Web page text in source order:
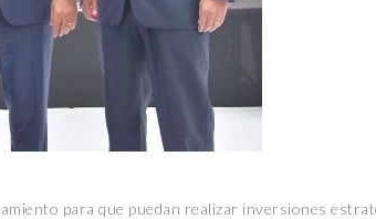
para que puedan realizar inversiones